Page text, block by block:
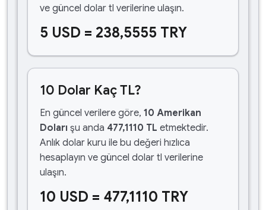
ve güncel dolar tl verilerine ulaşın.
5 USD = 238,5555 TRY
10 Dolar Kaç TL?
En güncel verilere göre, 10 Amerikan
Doları şu anda 477,1110 TL etmektedir.
Anlık dolar kuru ile bu değeri hızlıca
hesaplayın ve güncel dolar tl verilerine
ulaşın.
10 USD = 477,1110 TRY